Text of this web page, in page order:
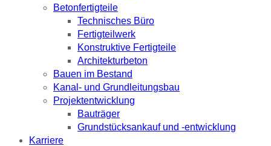
Betonfertigteile
Technisches Büro
Fertigteilwerk
Konstruktive Fertigteile
Architekturbeton
Bauen im Bestand
Kanal- und Grundleitungsbau
Projektentwicklung
Bauträger
Grundstücksankauf und -entwicklung
Karriere